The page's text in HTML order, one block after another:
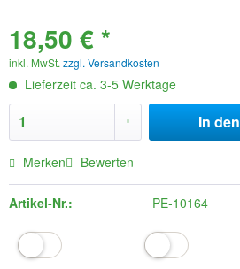
18,50 € *
inkl. MwSt. zzgl. Versandkosten
Lieferzeit ca. 3-5 Werktage
In den
Merken Bewerten
Artikel-Nr.: PE-10164